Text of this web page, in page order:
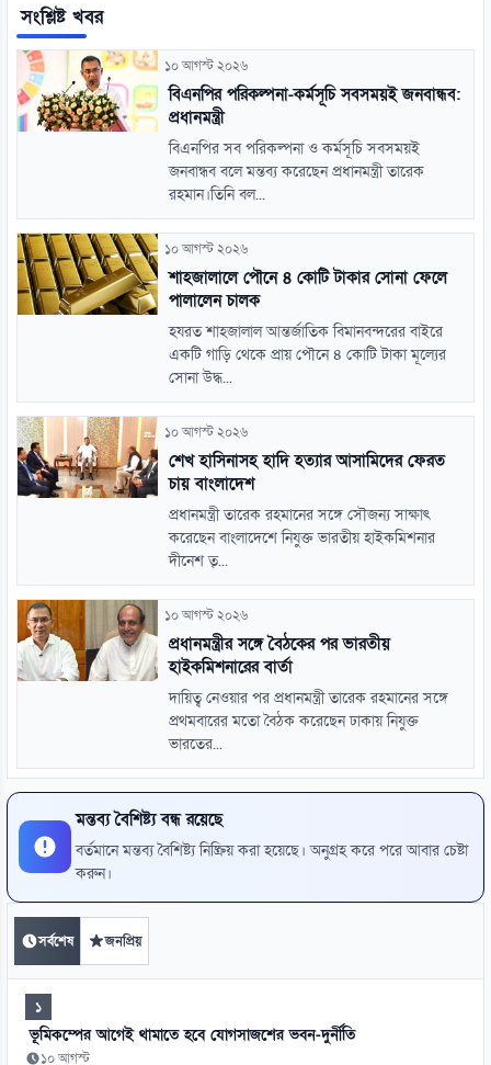
সংশ্লিষ্ট খবর
১০ আগস্ট ২০২৬
বিএনপির পরিকল্পনা-কর্মসূচি সবসময়ই জনবান্ধব:
প্রধানমন্ত্রী
বিএনপির সব পরিকল্পনা ও কর্মসূচি সবসময়ই
জনবান্ধব বলে মন্তব্য করেছেন প্রধানমন্ত্রী তারেক
রহমান।তিনি বল...
১০ আগস্ট ২০২৬
শাহজালালে পৌনে ৪ কোটি টাকার সোনা ফেলে
পালালেন চালক
হযরত শাহজালাল আন্তর্জাতিক বিমানবন্দরের বাইরে
একটি গাড়ি থেকে প্রায় পৌনে ৪ কোটি টাকা মূল্যের
সোনা উদ্ধ...
১০ আগস্ট ২০২৬
শেখ হাসিনাসহ হাদি হত্যার আসামিদের ফেরত
চায় বাংলাদেশ
প্রধানমন্ত্রী তারেক রহমানের সঙ্গে সৌজন্য সাক্ষাৎ
করেছেন বাংলাদেশে নিযুক্ত ভারতীয় হাইকমিশনার
দীনেশ ত্...
১০ আগস্ট ২০২৬
প্রধানমন্ত্রীর সঙ্গে বৈঠকের পর ভারতীয়
হাইকমিশনারের বার্তা
দায়িত্ব নেওয়ার পর প্রধানমন্ত্রী তারেক রহমানের সঙ্গে
প্রথমবারের মতো বৈঠক করেছেন ঢাকায় নিযুক্ত
ভারতের...
মন্তব্য বৈশিষ্ট্য বন্ধ রয়েছে
বর্তমানে মন্তব্য বৈশিষ্ট্য নিষ্ক্রিয় করা হয়েছে। অনুগ্রহ করে পরে আবার চেষ্টা
করুন।
সর্বশেষ জনপ্রিয়
১
ভূমিকম্পের আগেই থামাতে হবে যোগসাজশের ভবন-দুর্নীতি
১০ আগস্ট